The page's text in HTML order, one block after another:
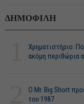
ΔΗΜΟΦΙΛΗ
Χρηματιστήριο:
ακόμη περιθώρια
O Mr. Big Short
του 1987